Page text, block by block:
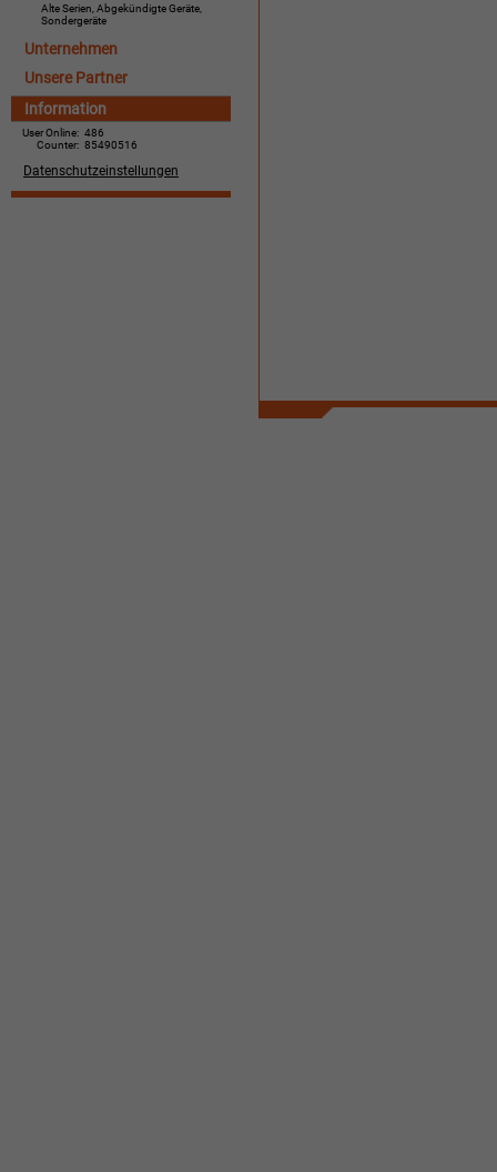
Alte Serien, Abgekündigte Geräte,
Sondergeräte
Unternehmen
Unsere Partner
Information
User Online: 486
Counter: 85490516
Datenschutzeinstellungen